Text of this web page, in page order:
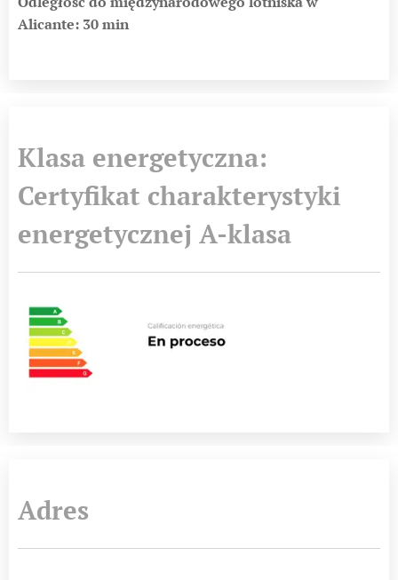
Alicante: 30 min
Klasa energetyczna:
Certyfikat charakterystyki
energetycznej A-klasa
Adres